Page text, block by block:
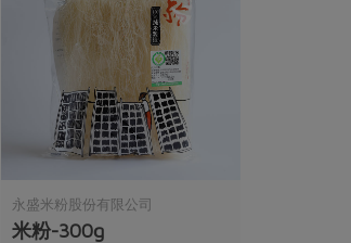
永盛米粉股份有限公司
米粉-300g